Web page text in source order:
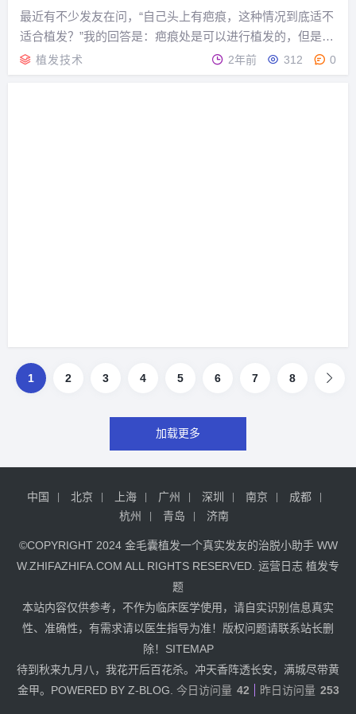
最近有不少发友在问，“自己头上有疤痕，这种情况到底适不
适合植发？”我的回答是：疤痕处是可以进行植发的，但是必
须在疤痕状态稳定的时候。...
植发技术 2年前 312 0
1 2 3 4 5 6 7 8
加载更多
中国 北京 上海 广州 深圳 南京
成都
杭州
青岛 济南
©COPYRIGHT 2024 金毛囊植发一个真实发友的治脱小助手 WW
W.ZHIFAZHIFA.COM ALL RIGHTS RESERVED. 运营日志 植发专
题
本站内容仅供参考，不作为临床医学使用，请自实识别信息真实
性、准确性，有需求请以医生指导为准！版权问题请联系站长删
除！ SITEMAP
待到秋来九月八，我花开后百花杀。冲天香阵透长安，满城尽带黄
金甲。POWERED BY Z-BLOG. 今日访问量 42 昨日访问量 253